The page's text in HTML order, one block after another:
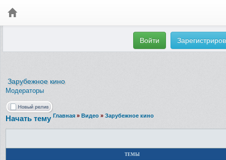
Войти
Зарубежное кино
Модераторы
Начать тему Главная » Видео » Зарубежное кино
ТЕМЫ